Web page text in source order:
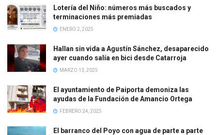
Lotería del Niño: números más buscados y
terminaciones más premiadas
ENERO 2, 2025
Hallan sin vida a Agustín Sánchez, desaparecido
ayer cuando salía en bici desde Catarroja
MARZO 13, 2025
El ayuntamiento de Paiporta demoniza las
ayudas de la Fundación de Amancio Ortega
FEBRERO 24, 2025
El barranco del Poyo con agua de parte a parte